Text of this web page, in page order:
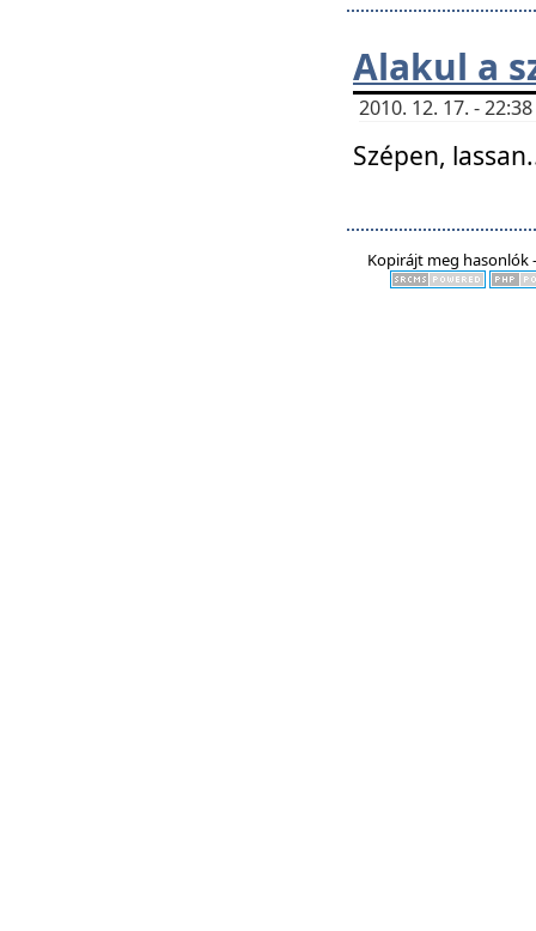
Alakul a
2010. 12. 17. -
Szépen,
Kopirájt meg hasonlók